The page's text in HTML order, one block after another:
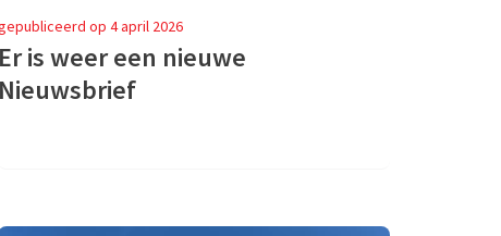
op 4 april 2026
Er is weer een nieuwe
Nieuwsbrief